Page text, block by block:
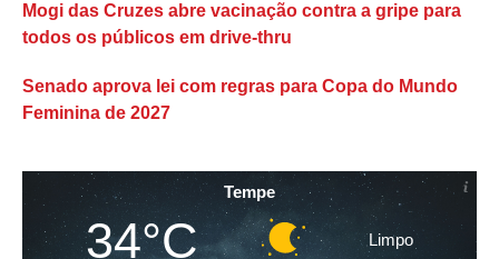
Mogi das Cruzes abre vacinação contra a gripe para
todos os públicos em drive-thru
Senado aprova lei com regras para Copa do Mundo
Feminina de 2027
Tempe
34°C Limpo